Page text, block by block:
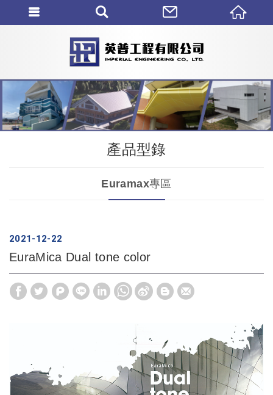
產品型錄
Euramax專區
22
12
2021
EuraMica Dual tone color